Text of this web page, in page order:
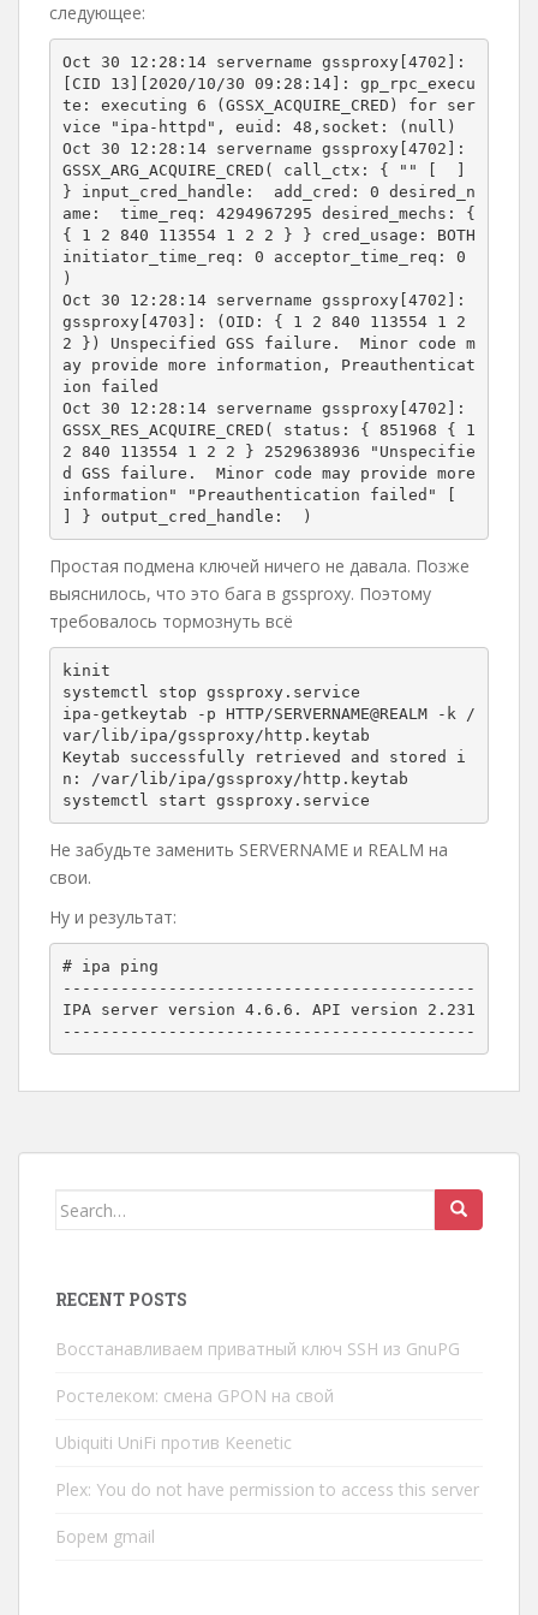
следующее:
Oct 30 12:28:14 servername gssproxy[4702]:
[CID 13][2020/10/30 09:28:14]: gp_rpc_execu
te: executing 6 (GSSX_ACQUIRE_CRED) for ser
vice "ipa-httpd", euid: 48,socket: (null)
Oct 30 12:28:14 servername gssproxy[4702]:
GSSX_ARG_ACQUIRE_CRED( call_ctx: { "" [  ]
} input_cred_handle:
add_cred: 0 desired_n
ame:
time_req: 4294967295 desired_mechs: {
{ 1 2 840 113554 1 2 2 } } cred_usage: BOTH
initiator_time_req: 0 acceptor_time_req: 0
)
Oct 30 12:28:14 servername gssproxy[4702]:
gssproxy[4703]: (OID: { 1 2 840 113554 1 2
2 }) Unspecified GSS failure.  Minor code m
ay provide more information, Preauthenticat
ion failed
Oct 30 12:28:14 servername gssproxy[4702]:
GSSX_RES_ACQUIRE_CRED( status: { 851968 { 1
2 840 113554 1 2 2 } 2529638936 "Unspecifie
d GSS failure.  Minor code may provide more
information" "Preauthentication failed" [
] } output_cred_handle:
)
Простая подмена ключей ничего не давала. Позже
выяснилось, что это бага в gssproxy. Поэтому
требовалось тормознуть всё
kinit
systemctl stop gssproxy.service
ipa-getkeytab -p HTTP/SERVERNAME@REALM -k /
var/lib/ipa/gssproxy/http.keytab
Keytab successfully retrieved and stored i
n: /var/lib/ipa/gssproxy/http.keytab
systemctl start gssproxy.service
Не забудьте заменить SERVERNAME и REALM на
свои.
Ну и результат:
# ipa ping
-------------------------------------------
IPA server version 4.6.6. API version 2.231
-------------------------------------------
Search
RECENT POSTS
Восстанавливаем приватный ключ SSH из GnuPG
Ростелеком: смена GPON на свой
Ubiquiti UniFi против Keenetic
Plex: You do not have permission to access this server
Борем gmail